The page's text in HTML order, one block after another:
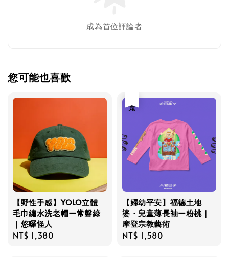
成為首位評論者
您可能也喜歡
【野性手感】YOLO立體
毛巾繡水洗老帽ー常磐綠
｜悠囉怪人
Regular
NT$ 1,380
【婦幼平安】福德土地
婆・兒童薄長袖ー粉桃｜
摩登宗教藝術
Regular
NT$ 1,580